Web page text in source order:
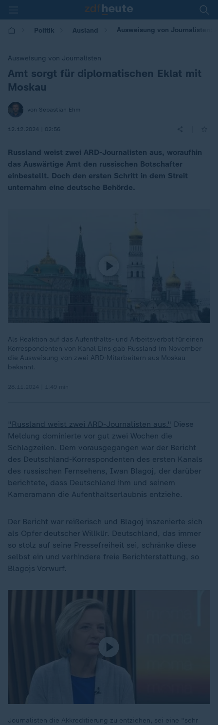
Politik Ausland Ausweisung von Journalisten:
Ausweisung von Journalisten
:
Amt sorgt für diplomatischen Eklat mit
Moskau
von Sebastian Ehm
12.12.2024 | 02:56
Russland weist zwei ARD-Journalisten aus, woraufhin
das Auswärtige Amt den russischen Botschafter
einbestellt. Doch den ersten Schritt in dem Streit
unternahm eine deutsche Behörde.
Als Reaktion auf das Aufenthalts- und Arbeitsverbot für einen
Korrespondenten von Kanal Eins gab Russland im November
die Ausweisung von zwei ARD-Mitarbeitern aus Moskau
bekannt.
"Russland weist zwei ARD-Journalisten aus." Diese
Meldung dominierte vor gut zwei Wochen die
Schlagzeilen. Dem vorausgegangen war der Bericht
des Deutschland-Korrespondenten des ersten Kanals
des russischen Fernsehens, Iwan Blagoj, der darüber
berichtete, dass Deutschland ihm und seinem
Kameramann die Aufenthaltserlaubnis entziehe.
Der Bericht war reißerisch und Blagoj inszenierte sich
als Opfer deutscher Willkür. Deutschland, das immer
so stolz auf seine Pressefreiheit sei, schränke diese
selbst ein und verhindere freie Berichterstattung, so
Blagojs Vorwurf.
Journalisten die Akkreditierung zu entziehen, sei eine "sehr